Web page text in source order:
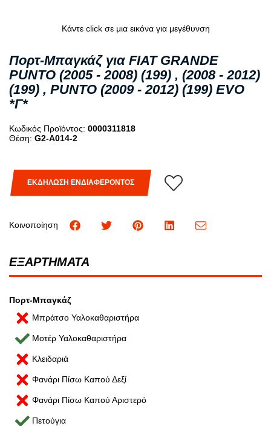
Κάντε click σε μια εικόνα για μεγέθυνση
Πορτ-Μπαγκάζ για FIAT GRANDE
PUNTO (2005 - 2008) (199) , (2008 - 2012)
(199) , PUNTO (2009 - 2012) (199) EVO
*Γ*
Κωδικός Προϊόντος: 0000311818
Θέση: G2-A014-2
ΕΚΔΗΛΩΣΗ ΕΝΔΙΑΦΕΡΟΝΤΟΣ
Κοινοποίηση
ΕΞΑΡΤΗΜΑΤΑ
Πορτ-Μπαγκάζ
Μπράτσο Υαλοκαθαριστήρα
Μοτέρ Υαλοκαθαριστήρα
Κλειδαριά
Φανάρι Πίσω Καπού Δεξί
Φανάρι Πίσω Καπού Αριστερό
Πετούγια